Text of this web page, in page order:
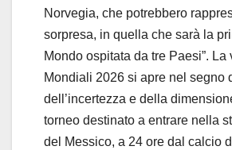
Norvegia, che potrebbero
sorpresa, in quella che sarà la
Mondo ospitata da tre Paesi”. La
Mondiali 2026 si apre nel segno
dell’incertezza e della
torneo destinato a entrare nella
del Messico, a 24 ore dal calcio